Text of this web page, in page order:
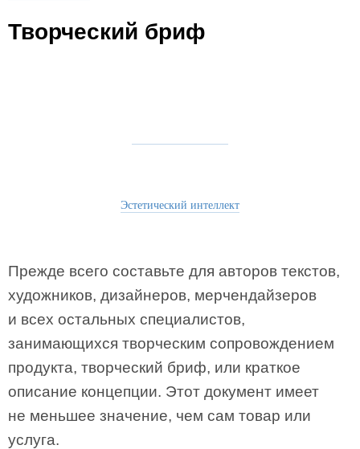
Творческий бриф
Эстетический интеллект
Прежде всего составьте для авторов текстов,
художников, дизайнеров, мерчендайзеров
и всех остальных специалистов,
занимающихся творческим сопровождением
продукта, творческий бриф, или краткое
описание концепции. Этот документ имеет
не меньшее значение, чем сам товар или
услуга.